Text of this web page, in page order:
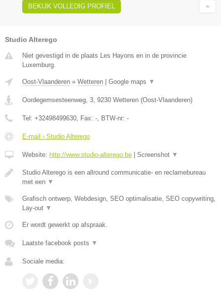
BEKIJK VOLLEDIG PROFIEL
Studio Alterego
Niet gevestigd in de plaats Les Hayons en in de provincie
Luxemburg.
Oost-Vlaanderen » Wetteren | Google maps ▼
Oordegemsesteenweg, 3 9230 Wetteren (Oost-Vlaanderen)
Tel: +32498499630 , Fax: - , BTW-nr: -
E-mail › Studio Alterego
Website: http://www.studio-alterego.be | Screenshot ▼
Studio Alterego is een allround communicatie- en reclamebureau
met een ▼
Grafisch ontwerp, Webdesign, SEO optimalisatie, SEO copywriting,
Lay-out ▼
Er wordt gewerkt op afspraak.
Laatste facebook posts ▼
Sociale media: